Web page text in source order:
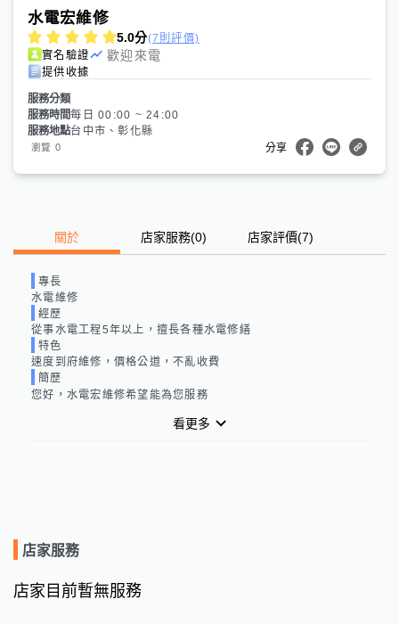
水電宏維修
5.0分(7則評價)
實名驗證
歡迎來電
提供收據
服務分類
服務時間每日 00:00 ~ 24:00
服務地點台中市、彰化縣
瀏覽 0 分享
關於 店家服務(0) 店家評價(7)
專長
水電維修
經歷
從事水電工程5年以上，擅長各種水電修繕
特色
速度到府維修，價格公道，不亂收費
簡歷
您好，水電宏維修希望能為您服務
看更多
店家服務
店家目前暫無服務